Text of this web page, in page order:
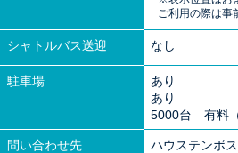
ご利用の際は事
シャトルバス送迎 なし
駐車場
あり
あり
5000台 有料（
問い合わせ先
ハウステンボ